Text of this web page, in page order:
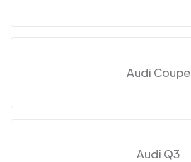
Audi Coupe
Audi Q3